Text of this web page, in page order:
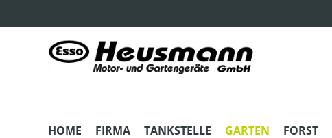
HOME FIRMA TANKSTELLE GARTEN FORST